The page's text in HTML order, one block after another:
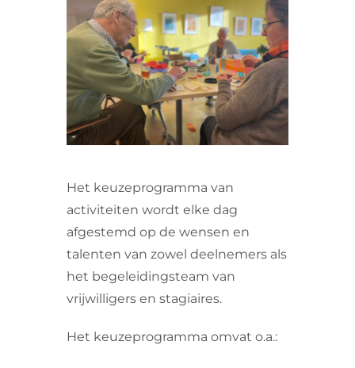
ORGANISATIE
VRIJWILLIGERS & STAGIAIRES
CONTACT
Het keuzeprogramma van
activiteiten wordt elke dag
afgestemd op de wensen en
talenten van zowel deelnemers als
het begeleidingsteam van
vrijwilligers en stagiaires.
Het keuzeprogramma omvat o.a.: